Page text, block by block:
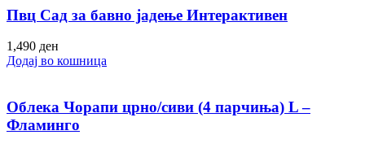
Пвц Сад за бавно јадење Интерактивен
1,490 ден
Додај во кошница
Облека Чорапи црно/сиви (4 парчиња) L –
Фламинго